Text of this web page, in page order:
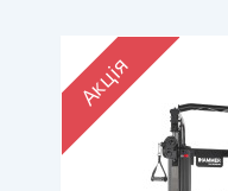
Акція